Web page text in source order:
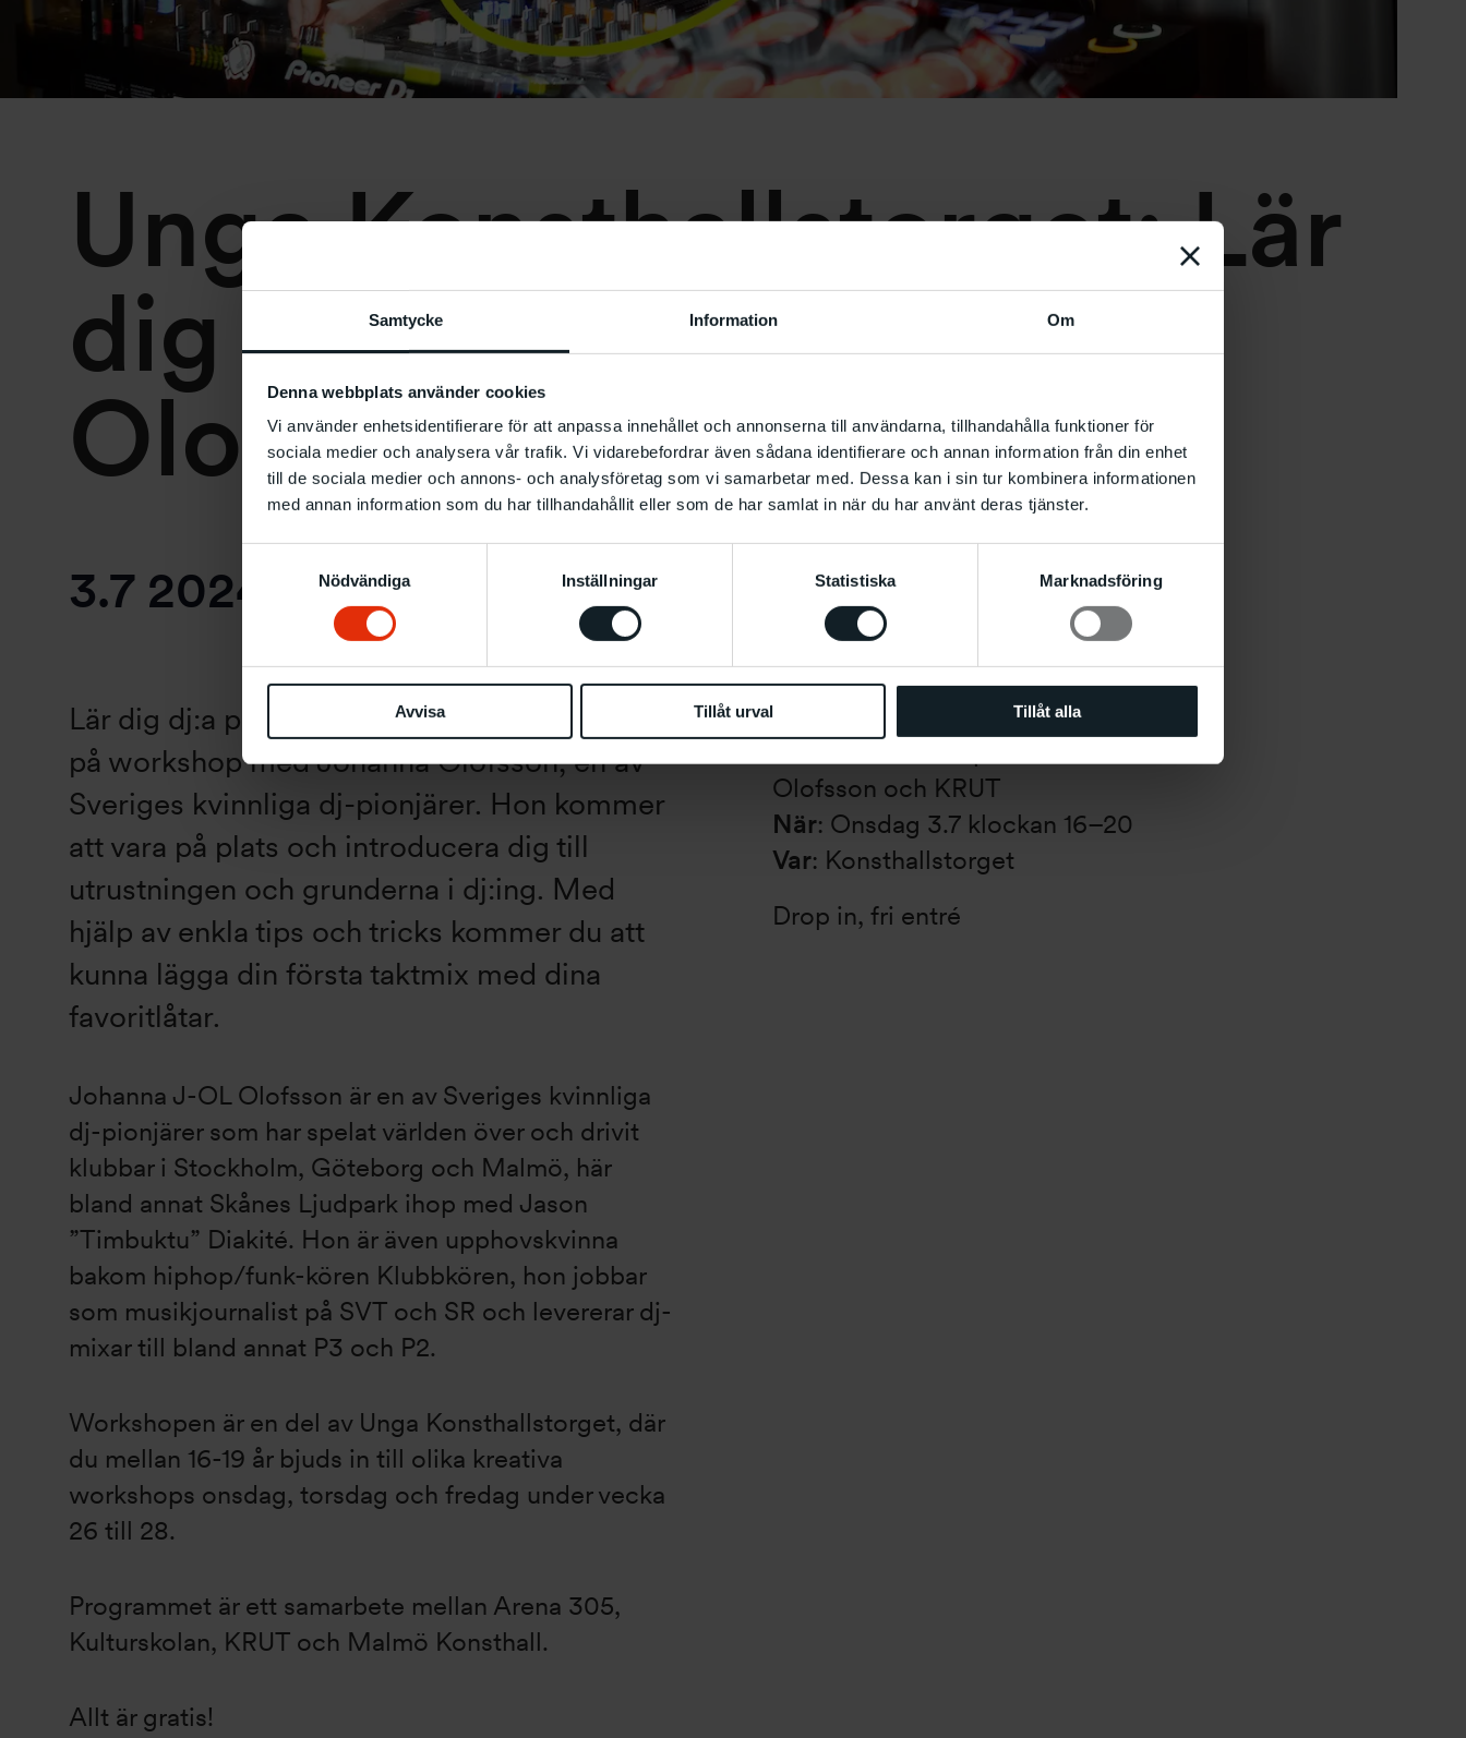
Samtycke Information Om
Denna webbplats använder cookies
Vi använder enhetsidentifierare för att anpassa innehållet och annonserna till användarna, tillhandahålla funktioner för
sociala medier och analysera vår trafik. Vi vidarebefordrar även sådana identifierare och annan information från din enhet
till de sociala medier och annons- och analysföretag som vi samarbetar med. Dessa kan i sin tur kombinera informationen
med annan information som du har tillhandahållit eller som de har samlat in när du har använt deras tjänster.
Nödvändiga
Inställningar Statistiska Marknadsföring
Avvisa Tillåt urval Tillåt alla
Unga Konsthallstorget: Lär
dig dj:a med Johanna
Olofsson
3.7 2024 klockan 16:00 –20:00
Lär dig dj:a på Konsthallstorget! Välkommen
på workshop med Johanna Olofsson, en av
Sveriges kvinnliga dj-pionjärer. Hon kommer
att vara på plats och introducera dig till
utrustningen och grunderna i dj:ing. Med
hjälp av enkla tips och tricks kommer du att
kunna lägga din första taktmix med dina
favoritlåtar.
Johanna J-OL Olofsson är en av Sveriges kvinnliga
dj-pionjärer som har spelat världen över och drivit
klubbar i Stockholm, Göteborg och Malmö, här
bland annat Skånes Ljudpark ihop med Jason
”Timbuktu” Diakité. Hon är även upphovskvinna
bakom hiphop/funk-kören Klubbkören, hon jobbar
som musikjournalist på SVT och SR och levererar dj-
mixar till bland annat P3 och P2.
Workshopen är en del av Unga Konsthallstorget, där
du mellan 16-19 år bjuds in till olika kreativa
workshops onsdag, torsdag och fredag under vecka
26 till 28.
Programmet är ett samarbete mellan Arena 305,
Kulturskolan, KRUT och Malmö Konsthall.
Allt är gratis!
Information
Olofsson och KRUT
När: Onsdag 3.7 klockan 16–20
Var: Konsthallstorget
Drop in, fri entré